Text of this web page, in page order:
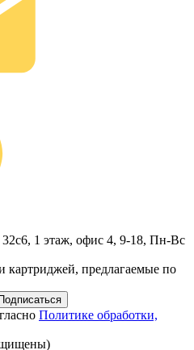
1 этаж, офис 4, 9-18, Пн-Вс
картриджей, предлагаемые по
Подписаться
Политике обработки,